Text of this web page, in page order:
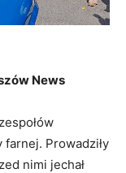
News
Prowadziły
nimi jechał